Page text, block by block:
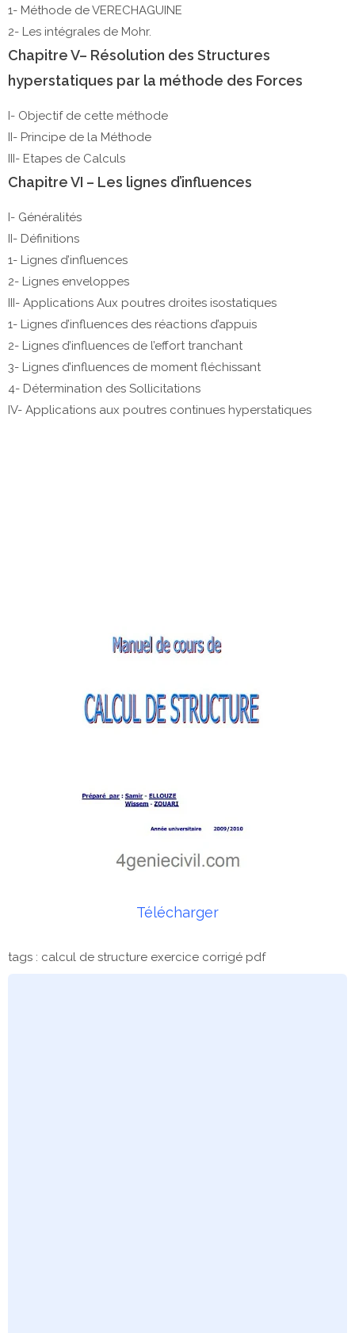
1- Méthode de VERECHAGUINE
2- Les intégrales de Mohr.
Chapitre V– Résolution des Structures
hyperstatiques par la méthode des Forces
I- Objectif de cette méthode
II- Principe de la Méthode
III- Etapes de Calculs
Chapitre VI – Les lignes d’influences
I- Généralités
II- Définitions
1- Lignes d’influences
2- Lignes enveloppes
III- Applications Aux poutres droites isostatiques
1- Lignes d’influences des réactions d’appuis
2- Lignes d’influences de l’effort tranchant
3- Lignes d’influences de moment fléchissant
4- Détermination des Sollicitations
IV- Applications aux poutres continues hyperstatiques
Télécharger
tags : calcul de structure exercice corrigé pdf